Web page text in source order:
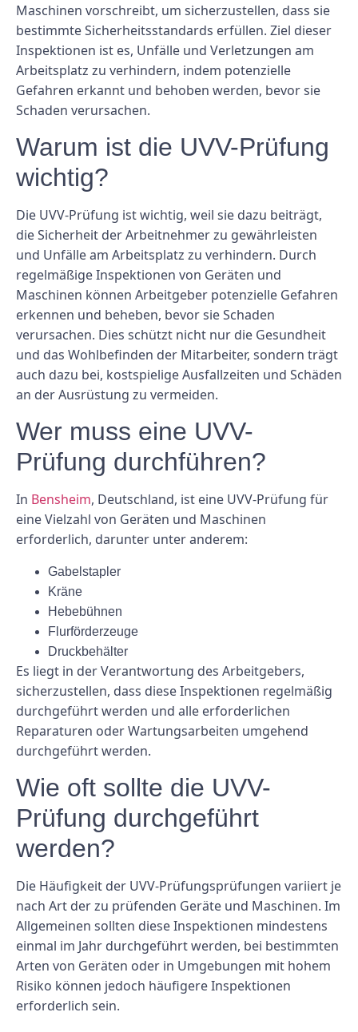
Maschinen vorschreibt, um sicherzustellen, dass sie
bestimmte Sicherheitsstandards erfüllen. Ziel dieser
Inspektionen ist es, Unfälle und Verletzungen am
Arbeitsplatz zu verhindern, indem potenzielle
Gefahren erkannt und behoben werden, bevor sie
Schaden verursachen.
Warum ist die UVV-Prüfung
wichtig?
Die UVV-Prüfung ist wichtig, weil sie dazu beiträgt,
die Sicherheit der Arbeitnehmer zu gewährleisten
und Unfälle am Arbeitsplatz zu verhindern. Durch
regelmäßige Inspektionen von Geräten und
Maschinen können Arbeitgeber potenzielle Gefahren
erkennen und beheben, bevor sie Schaden
verursachen. Dies schützt nicht nur die Gesundheit
und das Wohlbefinden der Mitarbeiter, sondern trägt
auch dazu bei, kostspielige Ausfallzeiten und Schäden
an der Ausrüstung zu vermeiden.
Wer muss eine UVV-
Prüfung durchführen?
In Bensheim, Deutschland, ist eine UVV-Prüfung für
eine Vielzahl von Geräten und Maschinen
erforderlich, darunter unter anderem:
Gabelstapler
Kräne
Hebebühnen
Flurförderzeuge
Druckbehälter
Es liegt in der Verantwortung des Arbeitgebers,
sicherzustellen, dass diese Inspektionen regelmäßig
durchgeführt werden und alle erforderlichen
Reparaturen oder Wartungsarbeiten umgehend
durchgeführt werden.
Wie oft sollte die UVV-
Prüfung durchgeführt
werden?
Die Häufigkeit der UVV-Prüfungsprüfungen variiert je
nach Art der zu prüfenden Geräte und Maschinen. Im
Allgemeinen sollten diese Inspektionen mindestens
einmal im Jahr durchgeführt werden, bei bestimmten
Arten von Geräten oder in Umgebungen mit hohem
Risiko können jedoch häufigere Inspektionen
erforderlich sein.